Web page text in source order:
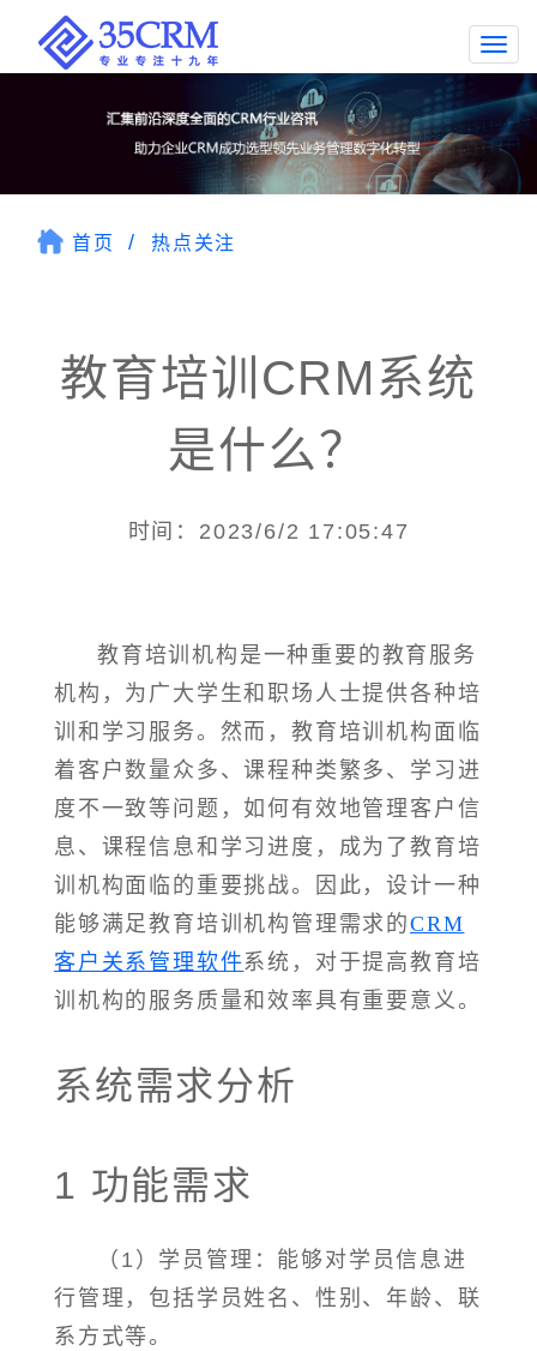
首页 热点关注
教育培训CRM系统
是什么？
时间：2023/6/2 17:05:47
教育培训机构是一种重要的教育服务
机构，为广大学生和职场人士提供各种培
训和学习服务。然而，教育培训机构面临
着客户数量众多、课程种类繁多、学习进
度不一致等问题，如何有效地管理客户信
息、课程信息和学习进度，成为了教育培
训机构面临的重要挑战。因此，设计一种
能够满足教育培训机构管理需求的CRM
客户关系管理软件系统，对于提高教育培
训机构的服务质量和效率具有重要意义。
系统需求分析
1 功能需求
（1）学员管理：能够对学员信息进
行管理，包括学员姓名、性别、年龄、联
系方式等。